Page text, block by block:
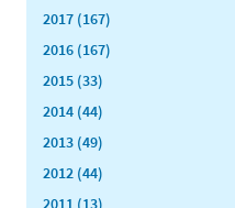
2017 (167)
2016 (167)
2015 (33)
2014 (44)
2013 (49)
2012 (44)
2011 (13)